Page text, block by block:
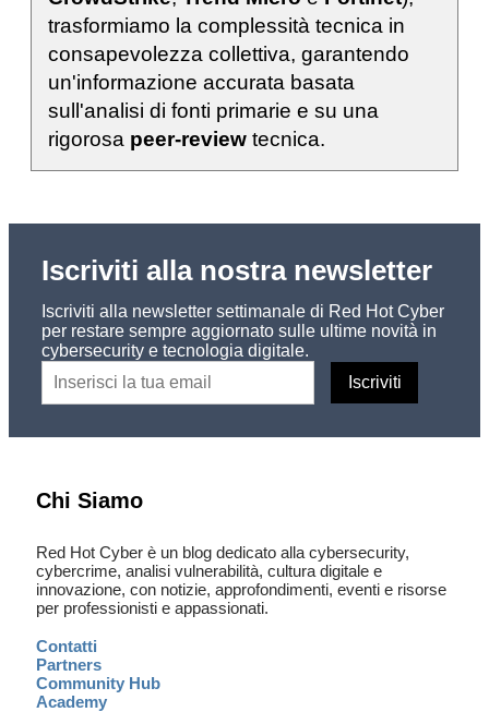
trasformiamo la complessità tecnica in
consapevolezza collettiva, garantendo
un'informazione accurata basata
sull'analisi di fonti primarie e su una
rigorosa peer-review tecnica.
Iscriviti alla nostra newsletter
Iscriviti alla newsletter settimanale di Red Hot Cyber
per restare sempre aggiornato sulle ultime novità in
cybersecurity e tecnologia digitale.
Chi Siamo
Red Hot Cyber è un blog dedicato alla cybersecurity,
cybercrime, analisi vulnerabilità, cultura digitale e
innovazione, con notizie, approfondimenti, eventi e risorse
per professionisti e appassionati.
Contatti
Partners
Community Hub
Academy